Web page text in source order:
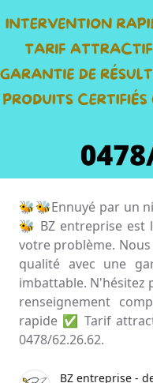
🐝🐝Ennuyé par un
🐝 BZ entreprise est
votre problème.
qualité avec une
imbattable. N'hésitez
renseignement
rapide ✅ Tarif
0478/62.26.62.
BZ entreprise -